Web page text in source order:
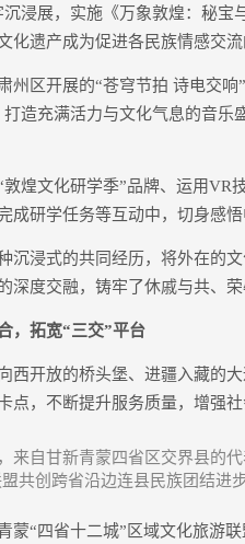
沉浸展，实施《万象敦煌：秘
化遗产成为促进各民族情感交流
区开展的“苍穹节拍 诗电交响”
打造充满活力与文化气息的音
文化研学季”品牌、运用VR
成研学任务等互动中，切身感
浸式的共同经历，将外在的文
深度交融，铸牢了休戚与共、
拓宽“三交”平台
开放的桥头堡、进疆入藏的大
点，不断提升服务质量，增强
来自甘新青蒙四省区交界县的
盟共创跨省沿边连县民族团结进
“四省十二城”区域文化旅游联